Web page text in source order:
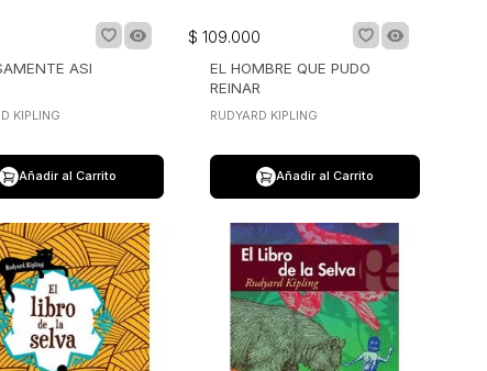
ASI
KIPLING
Añadir al Carrito
$ 109.000
EL HOMBRE QUE PUDO
REINAR
RUDYARD KIPLING
Añadir al Carrito